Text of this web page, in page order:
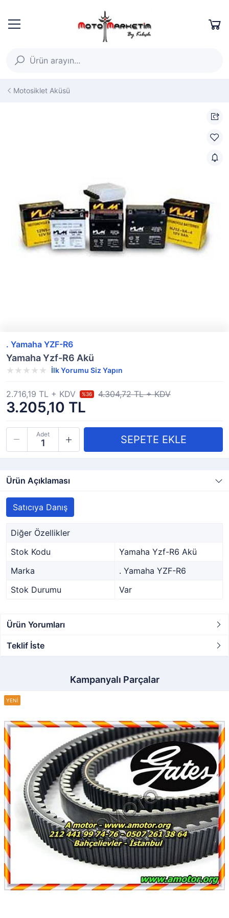
Motosiklet Aküsü
. Yamaha YZF-R6
Yamaha Yzf-R6 Akü
İlk Yorumu Siz Yapın
3.205,10 TL
2.716,19 TL + KDV %36 4.304,72 TL + KDV
Adet
Ürün Açıklaması
Satıcıya Danış
Diğer Özellikler
Stok Kodu
Yamaha Yzf-R6 Akü
Marka
. Yamaha YZF-R6
Stok Durumu
Var
Ürün Yorumları
Teklif İste
Kampanyalı Parçalar